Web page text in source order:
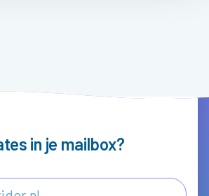
in je mailbox?